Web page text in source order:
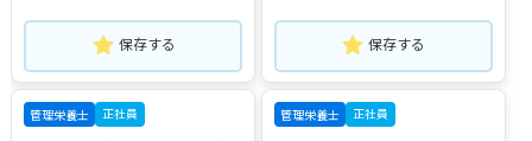
保存する 保存する
管理栄養士 正社員 管理栄養士 正社員